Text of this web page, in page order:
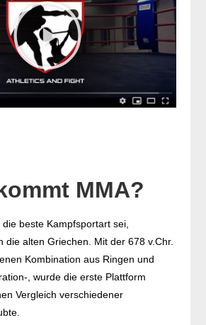
MMA?
beste Kampfsportart sei,
die alten Griechen. Mit der 678 v.Chr.
Kombination aus Ringen und
, wurde die erste Plattform
Vergleich verschiedener